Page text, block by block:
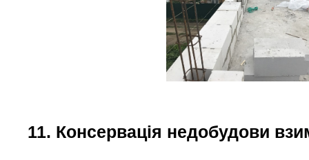
11. Консервація недобудови